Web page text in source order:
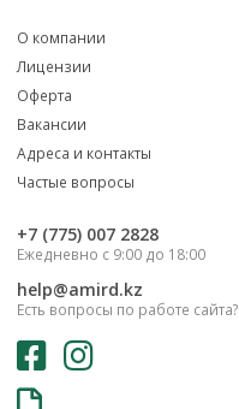
О компании
Лицензии
Оферта
Вакансии
Адреса и контакты
Частые вопросы
‎+7 (775) 007 2828
Ежедневно с 9:00 до 18:00
help@amird.kz
Есть вопросы по работе сайта?